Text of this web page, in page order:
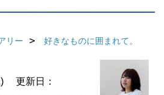
リー 好きなものに囲まれて。
更新日：